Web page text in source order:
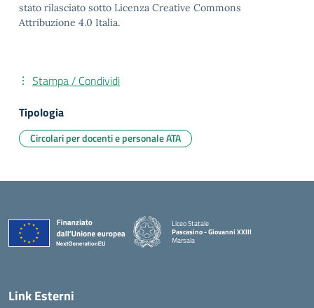
stato rilasciato sotto Licenza Creative Commons
Attribuzione 4.0 Italia.
Stampa / Condividi
Tipologia
Circolari per docenti e personale ATA
Liceo Statale
Pascasino - Giovanni XXIII
Marsala
Link Esterni